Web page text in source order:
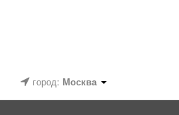
город: Москва